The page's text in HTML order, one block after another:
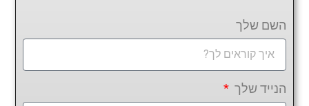
השם שלך
הנייד שלך